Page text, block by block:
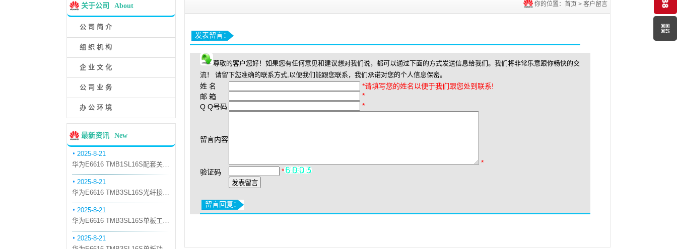
关于公司 About
公 司 简 介
组 织 机 构
企 业 文 化
公 司 业 务
办 公 环 境
最新资讯 New
2025-8-21
华为E6616 TMB1SL16S配套关系和替代关系
2025-8-21
华为E6616 TMB3SL16S光纤接口板槽位占用介绍
2025-8-21
华为E6616 TMB3SL16S单板工作原理和信号流
2025-8-21
你的位置： 首页 > 客户留言
发表留言：
尊敬的客户您好！如果您有任何意见和建议想对我们说，都可以通过下面的方式发送信息给我们。我们将非常乐意跟你畅快的交
流！ 请留下您准确的联系方式,以便我们能跟您联系，我们承诺对您的个人信息保密。
姓 名
*请填写您的姓名以便于我们跟您处到联系!
邮 箱
*
Q Q号码
*
留言内容
*
验证码
*
留言回复：